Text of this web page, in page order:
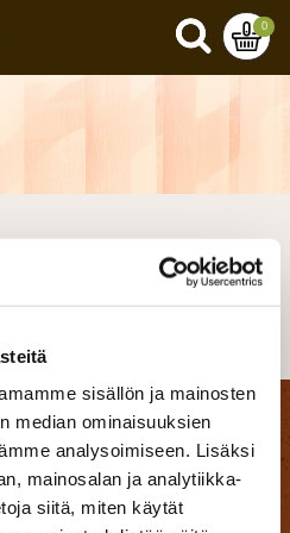
sisällön ja mainosten
median ominaisuuksien
analysoimiseen. Lisäksi
mainosalan ja analytiikka-
siitä, miten käytät
0
Ky
myymälä
8